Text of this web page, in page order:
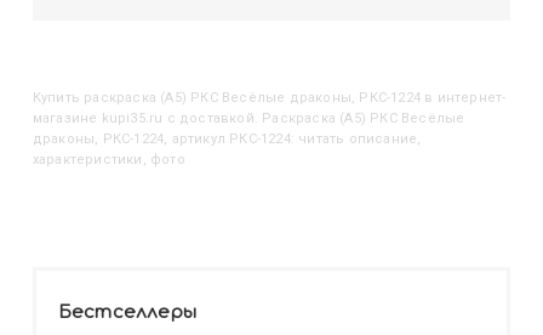
Купить Раскраска (А5) РКС Весёлые драконы, РКС-1224 в интернет-
магазине kupi35.ru с доставкой. Раскраска (А5) РКС Весёлые
драконы, РКС-1224, артикул РКС-1224: читать описание,
характеристики, фото
Бестселлеры